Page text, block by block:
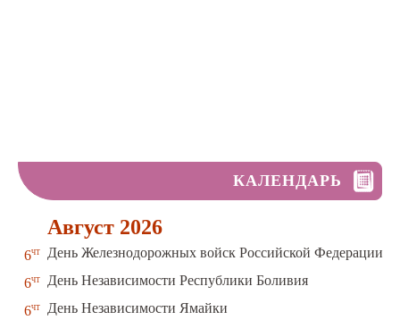
КАЛЕНДАРЬ
Август 2026
6чт День Железнодорожных войск Российской Федерации
6чт День Независимости Республики Боливия
6чт День Независимости Ямайки